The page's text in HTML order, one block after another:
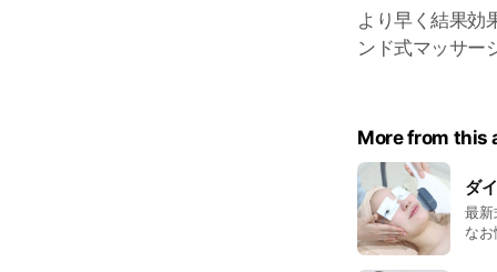
より早く結果効
ンド式マッサー
More from this
ダ
最新
な